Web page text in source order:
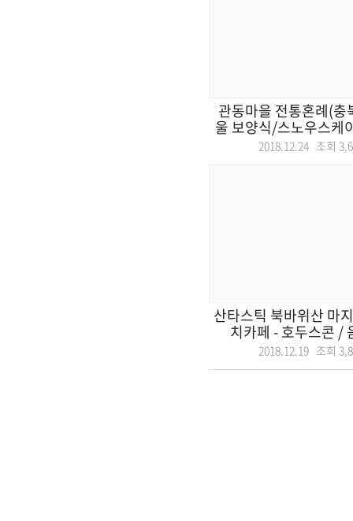
관동마을 전통혼례(
울 보양식/스노우스케
2018.12.24 조회
산타스틱 북바위산 마
치카페 - 호두스콘 /
2018.12.19 조회